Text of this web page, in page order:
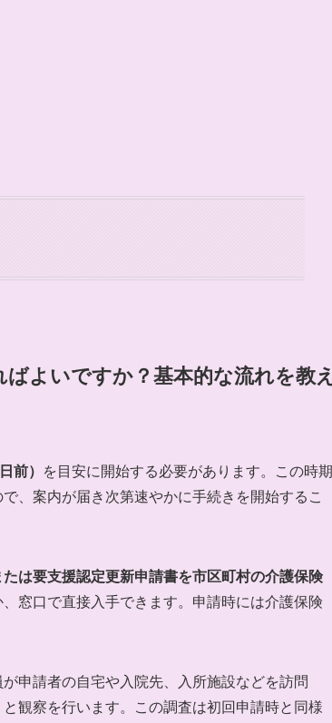
よいですか？基本的な流れを教え
前）
を目安に開始する必要があります。この時期
、案内が届き次第速やかに手続きを開始するこ
たは要支援認定更新申請書を市区町村の介護保険
窓口で直接入手できます。申請時には介護保険
申請者の自宅や入院先、入所施設などを訪問
観察を行います。この調査は初回申請時と同様